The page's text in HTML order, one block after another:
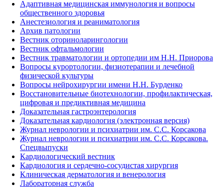
Адаптивная медицинская иммунология и вопросы
общественного здоровья
Анестезиология и реаниматология
Архив патологии
Вестник оториноларингологии
Вестник офтальмологии
Вестник травматологии и ортопедии им Н.Н. Приорова
Вопросы курортологии, физиотерапии и лечебной
физической культуры
Вопросы нейрохирургии имени Н.Н. Бурденко
Восстановительные биотехнологии, профилактическая,
цифровая и предиктивная медицина
Доказательная гастроэнтерология
Доказательная кардиология (электронная версия)
Журнал неврологии и психиатрии им. С.С. Корсакова
Журнал неврологии и психиатрии им. С.С. Корсакова.
Спецвыпуски
Кардиологический вестник
Кардиология и сердечно-сосудистая хирургия
Клиническая дерматология и венерология
Лабораторная служба